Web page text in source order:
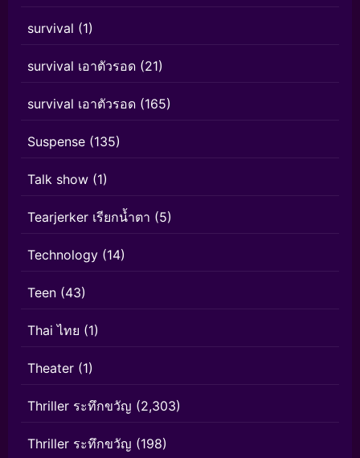
survival (1)
survival เอาตัวรอด (21)
survival เอาตัวรอด (165)
Suspense (135)
Talk show (1)
Tearjerker เรียกน้ำตา (5)
Technology (14)
Teen (43)
Thai ไทย (1)
Theater (1)
Thriller ระทึกขวัญ (2,303)
Thriller ระทึกขวัญ (198)